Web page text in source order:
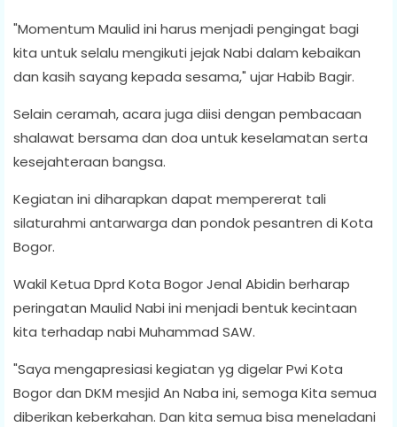
"Momentum Maulid ini harus menjadi pengingat bagi
kita untuk selalu mengikuti jejak Nabi dalam kebaikan
dan kasih sayang kepada sesama," ujar Habib Bagir.
Selain ceramah, acara juga diisi dengan pembacaan
shalawat bersama dan doa untuk keselamatan serta
kesejahteraan bangsa.
Kegiatan ini diharapkan dapat mempererat tali
silaturahmi antarwarga dan pondok pesantren di Kota
Bogor.
Wakil Ketua Dprd Kota Bogor Jenal Abidin berharap
peringatan Maulid Nabi ini menjadi bentuk kecintaan
kita terhadap nabi Muhammad SAW.
"Saya mengapresiasi kegiatan yg digelar Pwi Kota
Bogor dan DKM mesjid An Naba ini, semoga Kita semua
diberikan keberkahan. Dan kita semua bisa meneladani